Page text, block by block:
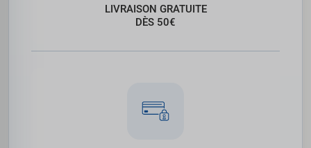
LIVRAISON GRATUITE
DÈS 50€